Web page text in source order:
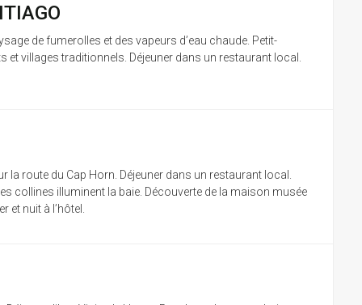
de fumerolles et des vapeurs d’eau chaude. Petit-
villages traditionnels. Déjeuner dans un restaurant local.
la route du Cap Horn. Déjeuner dans un restaurant local.
collines illuminent la baie. Découverte de la maison musée
et nuit à l’hôtel.